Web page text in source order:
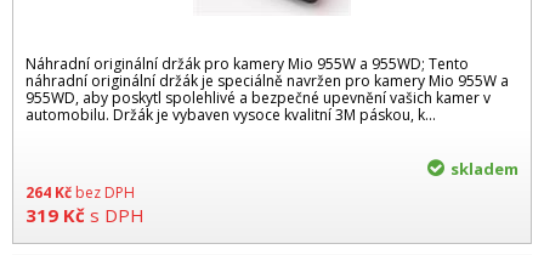
Náhradní originální držák pro kamery Mio 955W a 955WD; Tento
náhradní originální držák je speciálně navržen pro kamery Mio 955W a
955WD, aby poskytl spolehlivé a bezpečné upevnění vašich kamer v
automobilu. Držák je vybaven vysoce kvalitní 3M páskou, k...
264 Kč bez DPH
319 Kč s DPH
skladem